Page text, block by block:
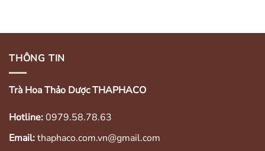
THÔNG TIN
Trà Hoa Thảo Dược THAPHACO
Hotline:0979.58.78.63
Email:thaphaco.com.vn@gmail.com